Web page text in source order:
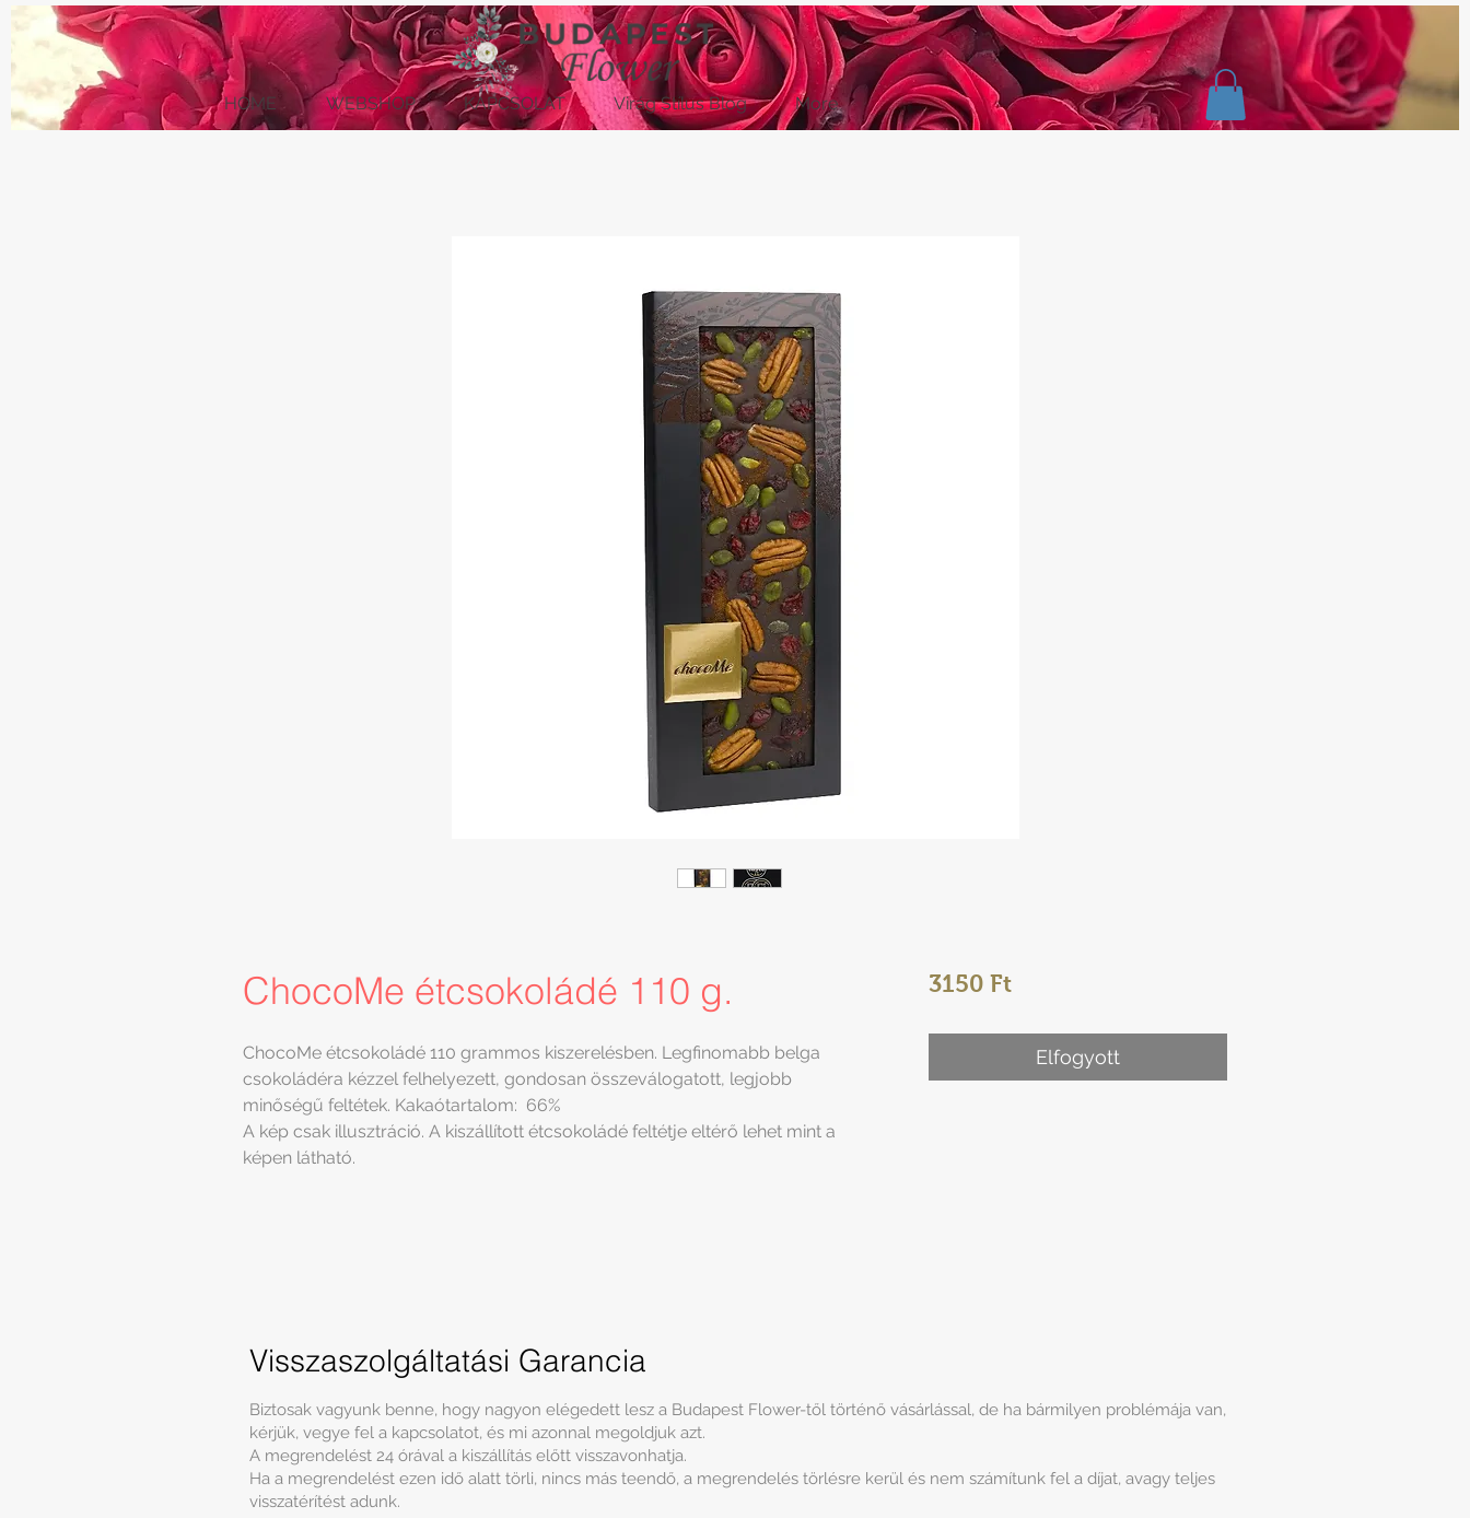
HOME WEBSHOP KAPCSOLAT Virág Stílus Blog More
ChocoMe étcsokoládé 110 g.
ChocoMe étcsokoládé 110 grammos kiszerelésben. Legfinomabb belga
csokoládéra kézzel felhelyezett, gondosan összeválogatott, legjobb
minőségű feltétek. Kakaótartalom: 66%
A kép csak illusztráció. A kiszállított étcsokoládé feltétje eltérő lehet mint a
képen látható.
3150 FtÁr
Elfogyott
Visszaszolgáltatási Garancia
Biztosak vagyunk benne, hogy nagyon elégedett lesz a Budapest Flower-től történő vásárlással, de ha bármilyen problémája van,
kérjük, vegye fel a kapcsolatot, és mi azonnal megoldjuk azt.
A megrendelést 24 órával a kiszállítás előtt visszavonhatja.
Ha a megrendelést ezen idő alatt törli, nincs más teendő, a megrendelés törlésre kerül és nem számítunk fel a díjat, avagy teljes
visszatérítést adunk.